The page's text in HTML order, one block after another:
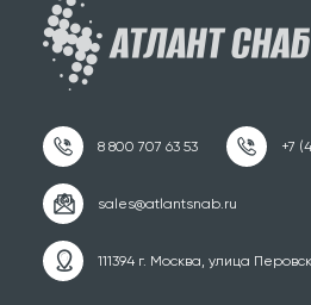
111394 г. Москва, улица